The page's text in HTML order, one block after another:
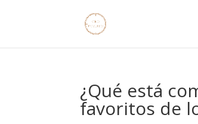
¿Qué está
favoritos de